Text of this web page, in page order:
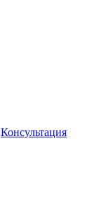
Консультация